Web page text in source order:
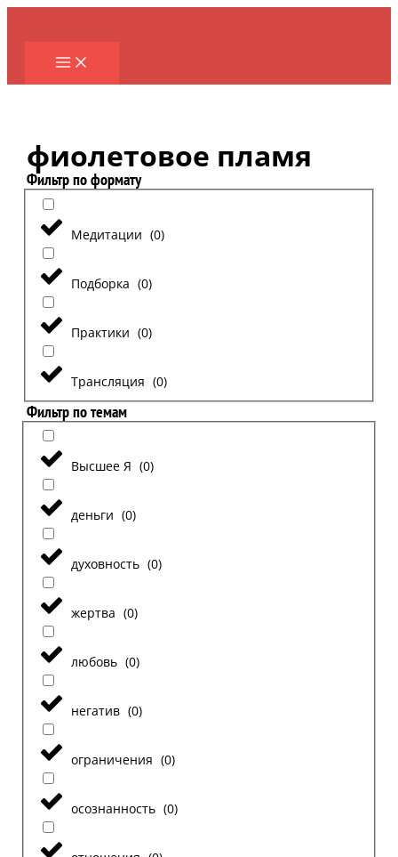
Перейти
содержимому
фиолетовое пламя
Фильтр по формату
Медитации (0)
Подборка (0)
Практики (0)
Трансляция (0)
Фильтр по темам
Высшее Я (0)
деньги (0)
духовность (0)
жертва (0)
любовь (0)
негатив (0)
ограничения (0)
осознанность (0)